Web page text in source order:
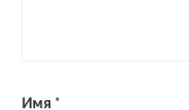
Имя *